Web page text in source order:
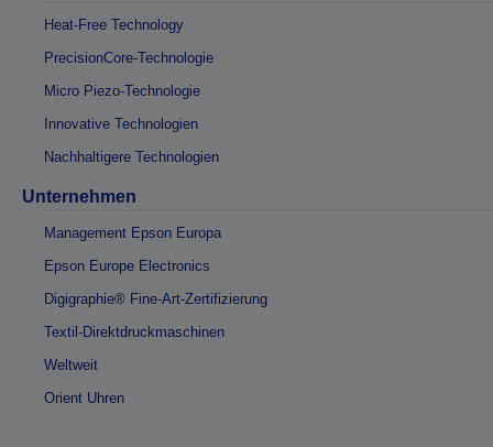
Heat-Free Technology
PrecisionCore-Technologie
Micro Piezo-Technologie
Innovative Technologien
Nachhaltigere Technologien
Unternehmen
Management Epson Europa
Epson Europe Electronics
Digigraphie® Fine-Art-Zertifizierung
Textil-Direktdruckmaschinen
Weltweit
Orient Uhren